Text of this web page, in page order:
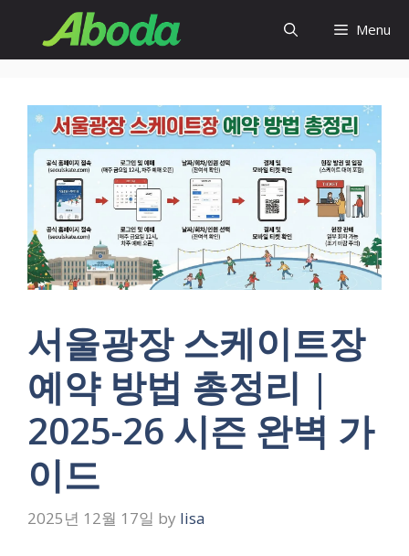
content
Menu
서울광장 스케이트장
예약 방법 총정리 |
2025-26 시즌 완벽 가
이드
2025년 12월 17일 by lisa